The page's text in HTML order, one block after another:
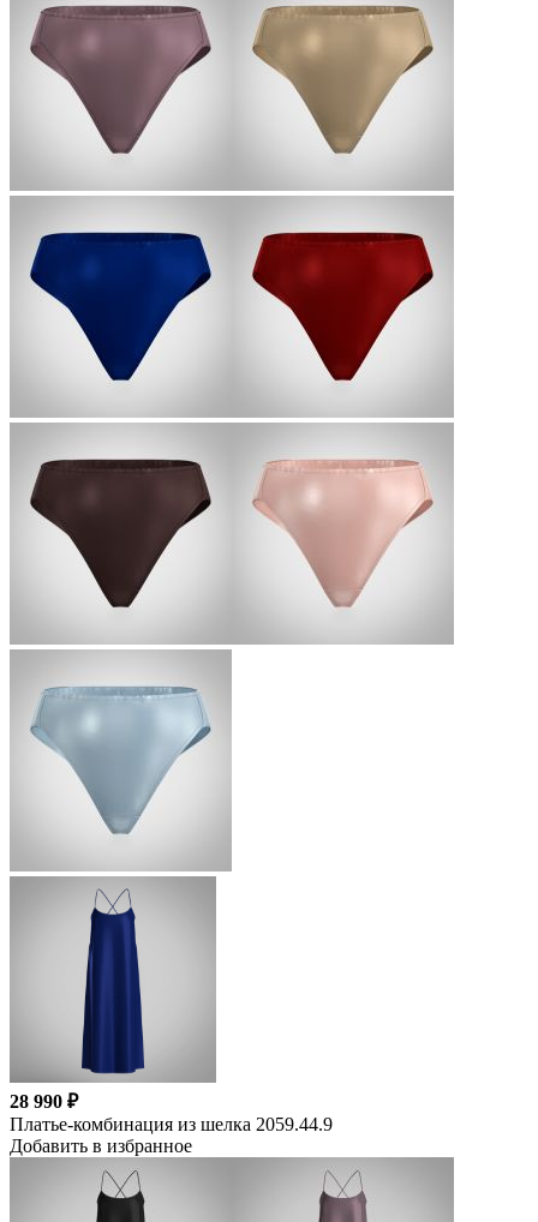
28 990 ₽
Платье-комбинация из шелка 2059.44.9
Добавить в избранное